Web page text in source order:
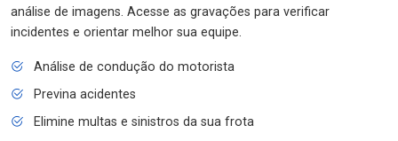
análise de imagens. Acesse as gravações para verificar
incidentes e orientar melhor sua equipe.
Análise de condução do motorista
Previna acidentes
Elimine multas e sinistros da sua frota